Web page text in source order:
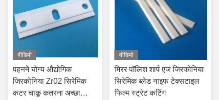
वीडियो
पहनने योग्य औद्योगिक
जिरकोनिया Zr02 सिरेमिक
कटर चाकू कतरना अच्छा
वीडियो
मिरर पॉलिश शार्प एज जिरकोनिया
सिरेमिक ब्लेड नाइफ टेक्सटाइल
फिल्म स्ट्रेट कटिंग